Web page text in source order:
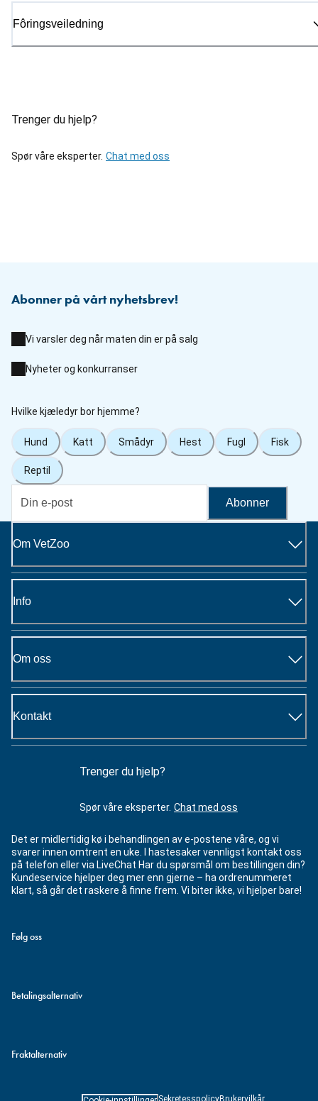
Fôringsveiledning
Trenger du hjelp?
Spør våre eksperter. Chat med oss
Abonner på vårt nyhetsbrev!
Vi varsler deg når maten din er på salg
Nyheter og konkurranser
Hvilke kjæledyr bor hjemme?
Hund Katt Smådyr Hest Fugl Fisk
Reptil
Abonner
Om VetZoo
Info
Om oss
Kontakt
Trenger du hjelp?
Spør våre eksperter. Chat med oss
Det er midlertidig kø i behandlingen av e-postene våre, og vi
svarer innen omtrent en uke. I hastesaker vennligst kontakt oss
på telefon eller via LiveChat Har du spørsmål om bestillingen din?
Kundeservice hjelper deg mer enn gjerne – ha ordrenummeret
klart, så går det raskere å finne frem. Vi biter ikke, vi hjelper bare!
Følg oss
Betalingsalternativ
Fraktalternativ
SekretesspolicyBrukervilkår